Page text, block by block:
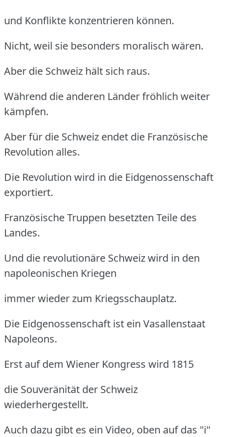
und Konflikte konzentrieren können.
Nicht, weil sie besonders moralisch wären.
Aber die Schweiz hält sich raus.
Während die anderen Länder fröhlich weiter
kämpfen.
Aber für die Schweiz endet die Französische
Revolution alles.
Die Revolution wird in die Eidgenossenschaft
exportiert.
Französische Truppen besetzten Teile des
Landes.
Und die revolutionäre Schweiz wird in den
napoleonischen Kriegen
immer wieder zum Kriegsschauplatz.
Die Eidgenossenschaft ist ein Vasallenstaat
Napoleons.
Erst auf dem Wiener Kongress wird 1815
die Souveränität der Schweiz
wiederhergestellt.
Auch dazu gibt es ein Video, oben auf das "i"